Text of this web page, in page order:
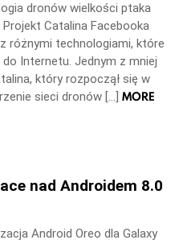
dronów wielkości ptaka
Catalina Facebooka
różnymi technologiami, które
Internetu. Jednym z mniej
który rozpoczął się w
sieci dronów […] MORE
nad Androidem 8.0
Android Oreo dla Galaxy